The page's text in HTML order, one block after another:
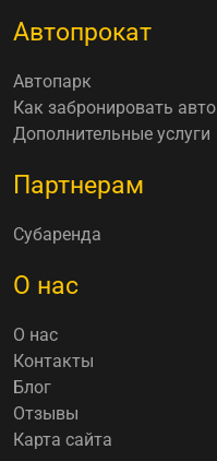
Автопрокат
Автопарк
Как забронировать авто
Дополнительные услуги
Партнерам
Субаренда
О нас
О нас
Контакты
Блог
Отзывы
Карта сайта